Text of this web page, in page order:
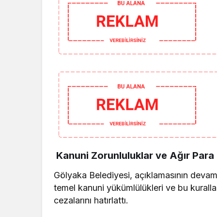
Kanuni Zorunluluklar ve Ağır Para
Gölyaka Belediyesi, açıklamasının
temel kanuni yükümlülükleri ve bu
cezalarını hatırlattı.